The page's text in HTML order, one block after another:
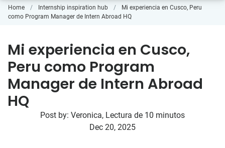
Search
Home Internship inspiration hub
Mi experiencia en Cusco, Peru
como Program Manager de Intern Abroad HQ
Mi experiencia en Cusco,
Peru como Program
Manager de Intern Abroad
HQ
Post by: Veronica, Lectura de 10 minutos
Dec 20, 2025